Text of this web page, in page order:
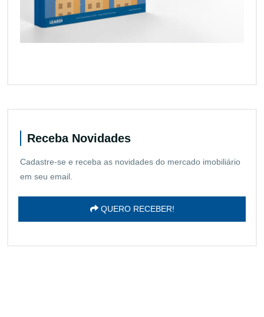
Receba Novidades
Cadastre-se e receba as novidades do mercado imobiliário
em seu email.
QUERO RECEBER!